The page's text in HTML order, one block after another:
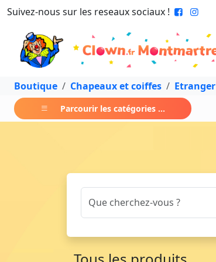
Suivez-nous sur les reseaux sociaux !
Boutique Chapeaux et coiffes Etranger
Parcourir les catégories ...